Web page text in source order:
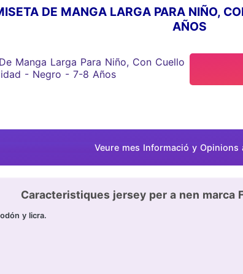
DE MANGA LARGA PARA NIÑO,
AÑOS
Veure mes Informació y Opinions
Caracteristiques jersey per a nen marca
y licra.